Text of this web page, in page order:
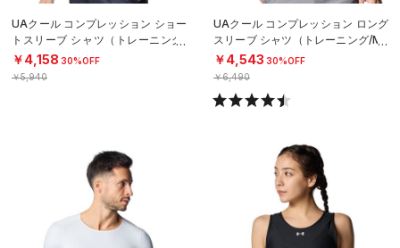
UAクール コンプレッション ショー
トスリーブ シャツ（トレーニング/
MEN）
￥4,158 30%OFF
￥5,940
UAクール コンプレッション ロング
スリーブ シャツ（トレーニング/ME
N）
￥4,543 30%OFF
￥6,490